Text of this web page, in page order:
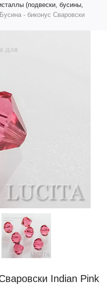
(подвески, бусины,
- биконус Сваровски
Indian Pink